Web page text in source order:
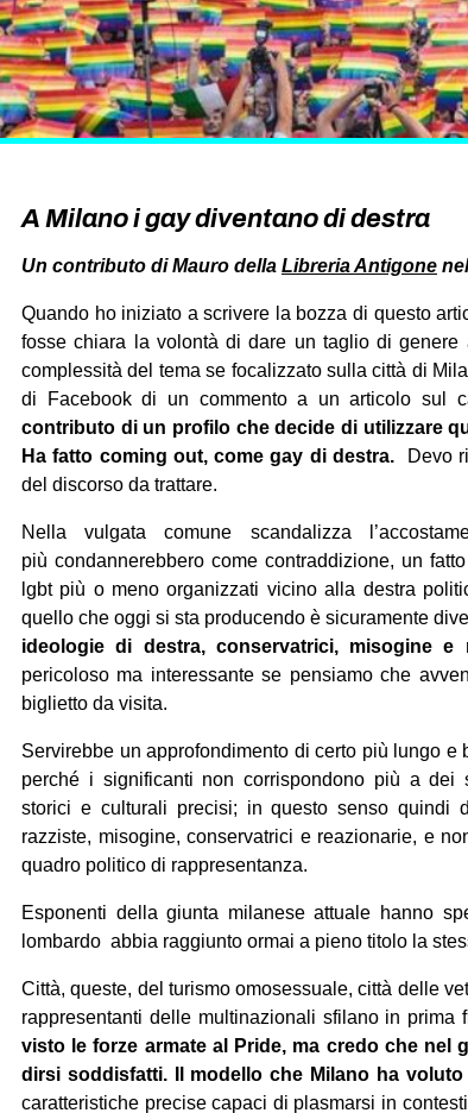
A Milano i gay diventano di destra
Un contributo di Mauro della Libreria Antigone
Quando ho iniziato a scrivere la bozza di questo
fosse chiara la volontà di dare un taglio di
complessità del tema se focalizzato sulla città di
di Facebook di un commento a un articolo sul
contributo di un profilo che decide di utilizzare
Ha fatto coming out, come gay di destra. Devo
del discorso da trattare.
Nella vulgata comune scandalizza
più condannerebbero come contraddizione, un
lgbt più o meno organizzati vicino alla destra
quello che oggi si sta producendo è sicuramente
ideologie di destra, conservatrici, misogine e
pericoloso ma interessante se pensiamo che
biglietto da visita.
Servirebbe un approfondimento di certo più lungo
perché i significanti non corrispondono più a dei
storici e culturali precisi; in questo senso quindi
razziste, misogine, conservatrici e reazionarie, e
quadro politico di rappresentanza.
Esponenti della giunta milanese attuale hanno
lombardo abbia raggiunto ormai a pieno titolo la
Città, queste, del turismo omosessuale, città delle
rappresentanti delle multinazionali sfilano in prima
visto le forze armate al Pride, ma credo che
dirsi soddisfatti. Il modello che Milano ha
caratteristiche precise capaci di plasmarsi in